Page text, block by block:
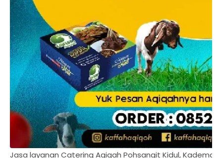
Jasa layanan Catering Aqiqah Pohsangit Kidul,